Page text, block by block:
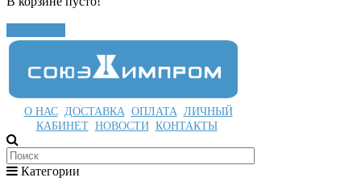
О НАС ДОСТАВКА ОПЛАТА ЛИЧНЫЙ
КАБИНЕТ НОВОСТИ КОНТАКТЫ
Категории